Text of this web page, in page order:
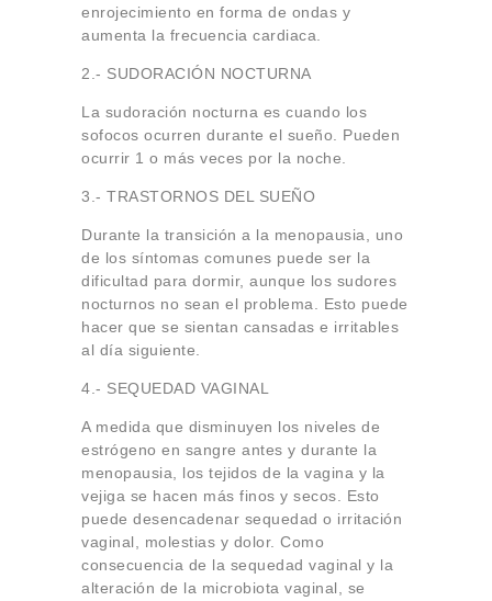
enrojecimiento en forma de ondas y
aumenta la frecuencia cardiaca.
2.- SUDORACIÓN NOCTURNA
La sudoración nocturna es cuando los
sofocos ocurren durante el sueño. Pueden
ocurrir 1 o más veces por la noche.
3.- TRASTORNOS DEL SUEÑO
Durante la transición a la menopausia, uno
de los síntomas comunes puede ser la
dificultad para dormir, aunque los sudores
nocturnos no sean el problema. Esto puede
hacer que se sientan cansadas e irritables
al día siguiente.
4.- SEQUEDAD VAGINAL
A medida que disminuyen los niveles de
estrógeno en sangre antes y durante la
menopausia, los tejidos de la vagina y la
vejiga se hacen más finos y secos. Esto
puede desencadenar sequedad o irritación
vaginal, molestias y dolor. Como
consecuencia de la sequedad vaginal y la
alteración de la microbiota vaginal, se